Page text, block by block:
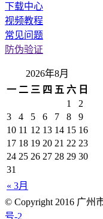
下载中心
视频教程
常见问题
防伪验证
2026年8月
一 二 三 四 五 六 日
« 3月
1
2
3
4 5 6 7 8
9
10 11 12 13 14 15 16
17 18 19 20 21 22 23
24 25 26 27 28 29 30
31
© Copyright 2016 广州
号-2